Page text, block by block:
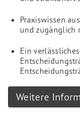
Praxiswissen
und zugänglich
Ein
Weitere